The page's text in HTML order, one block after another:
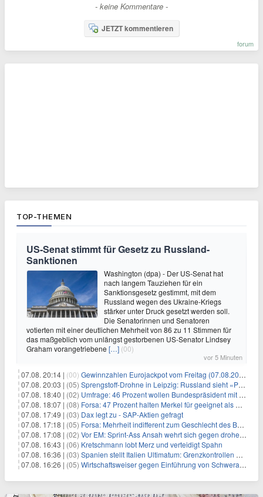
- keine Kommentare -
JETZT kommentieren
forum
TOP-THEMEN
US-Senat stimmt für Gesetz zu Russland-
Sanktionen
Washington (dpa) - Der US-Senat hat
nach langem Tauziehen für ein
Sanktionsgesetz gestimmt, mit dem
Russland wegen des Ukraine-Kriegs
stärker unter Druck gesetzt werden soll.
Die Senatorinnen und Senatoren
votierten mit einer deutlichen Mehrheit von 86 zu 11 Stimmen für
das maßgeblich vom unlängst gestorbenen US-Senator Lindsey
Graham vorangetriebene […] (00)
vor 5 Minuten
07.08. 20:14 | (00) Gewinnzahlen Eurojackpot vom Freitag (07.08.2026)
07.08. 20:03 | (05) Sprengstoff-Drohne in Leipzig: Russland sieht «Provokation»
07.08. 18:40 | (02) Umfrage: 46 Prozent wollen Bundespräsident mit Politik-Erfahrung
07.08. 18:07 | (08) Forsa: 47 Prozent halten Merkel für geeignet als Bundespräsidentin
07.08. 17:49 | (03) Dax legt zu - SAP-Aktien gefragt
07.08. 17:18 | (05) Forsa: Mehrheit indifferent zum Geschlecht des Bundespräsidenten
07.08. 17:08 | (02) Vor EM: Sprint-Ass Ansah wehrt sich gegen drohende Sperre
07.08. 16:43 | (06) Kretschmann lobt Merz und verteidigt Spahn
07.08. 16:36 | (03) Spanien stellt Italien Ultimatum: Grenzkontrollen beenden
07.08. 16:26 | (05) Wirtschaftsweiser gegen Einführung von Schwerarbeiter-Rente